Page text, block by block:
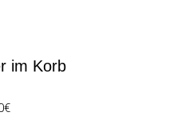
im Korb
€